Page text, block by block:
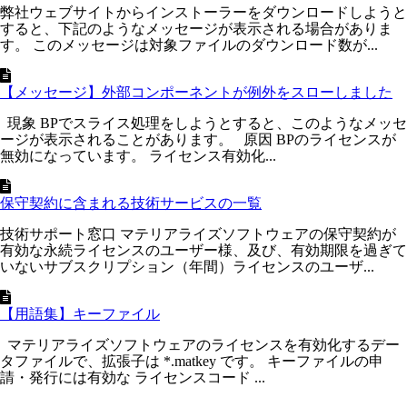
弊社ウェブサイトからインストーラーをダウンロードしようと
すると、下記のようなメッセージが表示される場合がありま
す。 このメッセージは対象ファイルのダウンロード数が...
【メッセージ】外部コンポーネントが例外をスローしました
現象 BPでスライス処理をしようとすると、このようなメッセ
ージが表示されることがあります。 原因 BPのライセンスが
無効になっています。 ライセンス有効化...
保守契約に含まれる技術サービスの一覧
技術サポート窓口 マテリアライズソフトウェアの保守契約が
有効な永続ライセンスのユーザー様、及び、有効期限を過ぎて
いないサブスクリプション（年間）ライセンスのユーザ...
【用語集】キーファイル
マテリアライズソフトウェアのライセンスを有効化するデー
タファイルで、拡張子は *.matkey です。 キーファイルの申
請・発行には有効な ライセンスコード ...